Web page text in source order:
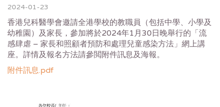
2024-01-23
香港兒科醫學會邀請全港學校的教職員（包括中學、小學及
幼稚園） 及家長，參加將於2024年1月30日晚舉行的「流
感肆虐 – 家長和照顧者預防和處理兒童感染方法」網上講
座。 詳情及報名方法請參閲附件訊息及海報。
附件訊息.pdf